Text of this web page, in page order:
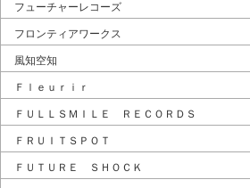
フューチャーレコーズ
フロンティアワークス
風知空知
Ｆｌｅｕｒｉｒ
ＦＵＬＬＳＭＩＬＥ ＲＥＣＯＲＤＳ
ＦＲＵＩＴＳＰＯＴ
ＦＵＴＵＲＥ ＳＨＯＣＫ